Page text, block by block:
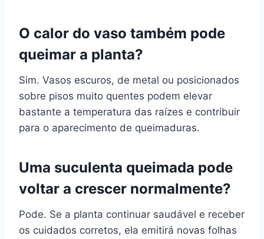
O calor do vaso também pode
queimar a planta?
Sim. Vasos escuros, de metal ou posicionados
sobre pisos muito quentes podem elevar
bastante a temperatura das raízes e contribuir
para o aparecimento de queimaduras.
Uma suculenta queimada pode
voltar a crescer normalmente?
Pode. Se a planta continuar saudável e receber
os cuidados corretos, ela emitirá novas folhas